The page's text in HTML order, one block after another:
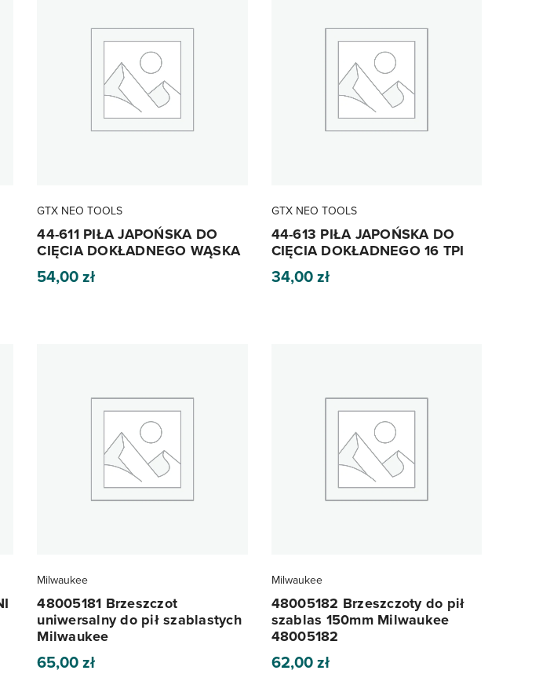
GTX NEO TOOLS
44-611 PIŁA JAPOŃSKA DO
CIĘCIA DOKŁADNEGO WĄSKA
54,00zł
GTX NEO TOOLS
44-613 PIŁA JAPOŃSKA DO
CIĘCIA DOKŁADNEGO 16 TPI
34,00zł
Milwaukee
48005181 Brzeszczot
uniwersalny do pił szablastych
Milwaukee
65,00zł
Milwaukee
48005182 Brzeszczoty do pił
szablas 150mm Milwaukee
48005182
62,00zł